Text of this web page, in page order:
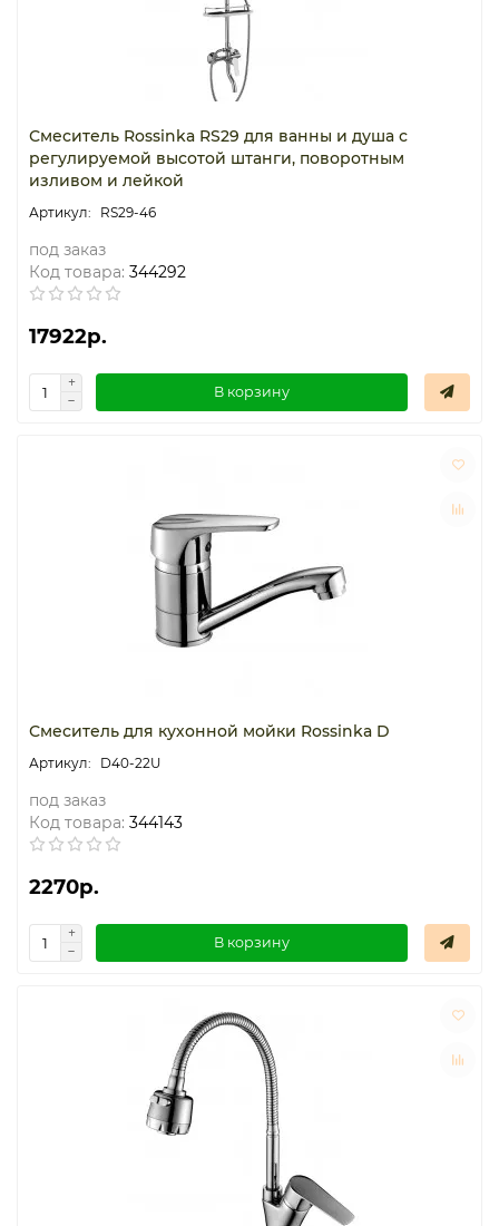
Смеситель Rossinka RS29 для ванны и душа с
регулируемой высотой штанги, поворотным
изливом и лейкой
RS29-46
под заказ
Код товара: 344292
17922р.
В корзину
Смеситель для кухонной мойки Rossinka D
D40-22U
под заказ
Код товара: 344143
2270р.
В корзину